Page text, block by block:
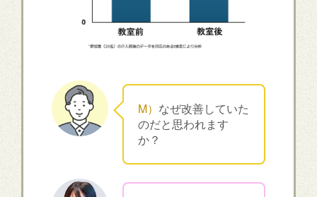
M） なぜ改善していた
のだと思われます
か？